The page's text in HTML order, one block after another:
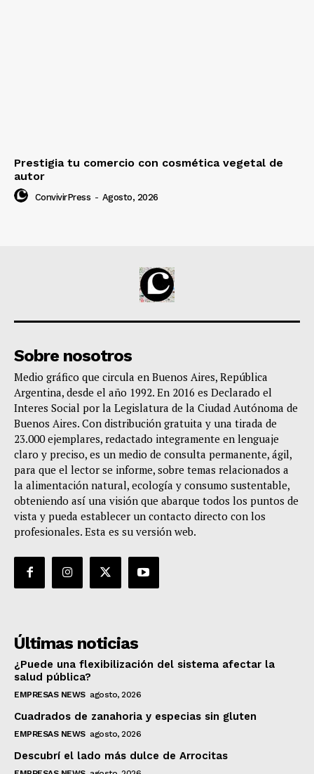
Prestigia tu comercio con cosmética vegetal de
autor
ConvivirPress - Agosto, 2026
Sobre nosotros
Medio gráfico que circula en Buenos Aires, República
Argentina, desde el año 1992. En 2016 es Declarado el
Interes Social por la Legislatura de la Ciudad Autónoma de
Buenos Aires. Con distribución gratuita y una tirada de
23.000 ejemplares, redactado integramente en lenguaje
claro y preciso, es un medio de consulta permanente, ágil,
para que el lector se informe, sobre temas relacionados a
la alimentación natural, ecología y consumo sustentable,
obteniendo así una visión que abarque todos los puntos de
vista y pueda establecer un contacto directo con los
profesionales. Esta es su versión web.
Últimas noticias
¿Puede una flexibilización del sistema afectar la
salud pública?
EMPRESAS NEWS agosto, 2026
Cuadrados de zanahoria y especias sin gluten
EMPRESAS NEWS agosto, 2026
Descubrí el lado más dulce de Arrocitas